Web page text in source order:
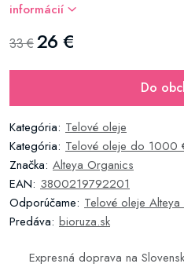
informácií
33 €26 €
Do
Kategória: Telové oleje
Kategória: Telové oleje do 1000
Značka: Alteya Organics
EAN: 3800219792201
Odporúčame: Telové oleje
Predáva: bioruza.sk
Expresná doprava na